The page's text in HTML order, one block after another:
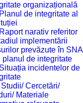
organizațională
de integritate al
narativ referitor
implementării
prevăzute în SNA
planul de integritate
incidentelor de
Cercetări/
Materiale